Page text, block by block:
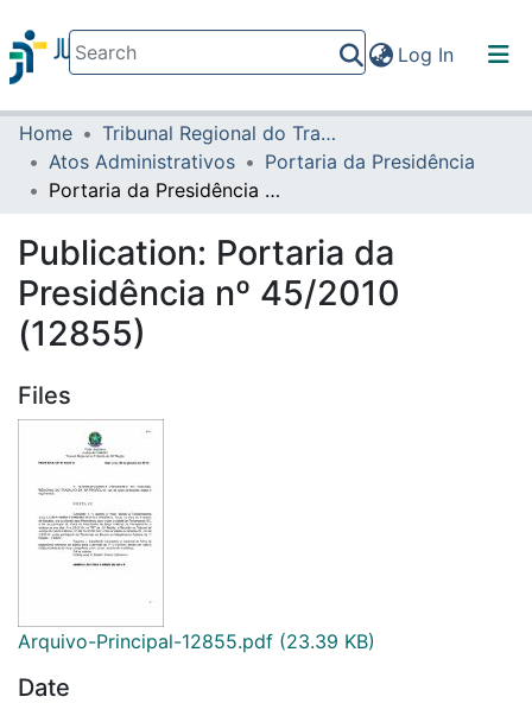
Log In(current)
Communities & Collections
All of DSpace
Home
Tribunal Regional do Trabalho da 16ª Região
Atos Administrativos
Portaria da Presidência
Portaria da Presidência nº 45/2010 (12855)
Publication: Portaria da
Presidência nº 45/2010
(12855)
Files
Arquivo-Principal-12855.pdf (23.39 KB)
Date